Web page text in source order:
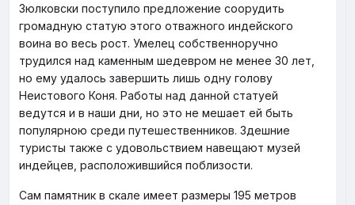
Зюлковски поступило предложение соорудить
громадную статую этого отважного индейского
воина во весь рост. Умелец собственноручно
трудился над каменным шедевром не менее 30 лет,
но ему удалось завершить лишь одну голову
Неистового Коня. Работы над данной статуей
ведутся и в наши дни, но это не мешает ей быть
популярною среди путешественников. Здешние
туристы также с удовольствием навещают музей
индейцев, расположившийся поблизости.
Сам памятник в скале имеет размеры 195 метров